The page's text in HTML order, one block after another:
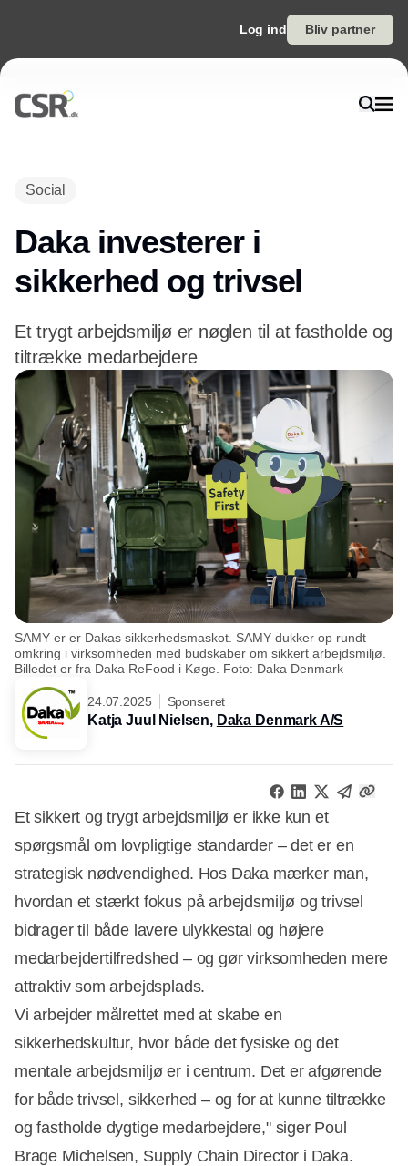
Log ind Bliv partner
Social
Daka investerer i
sikkerhed og trivsel
Et trygt arbejdsmiljø er nøglen til at fastholde og
tiltrække medarbejdere
SAMY er er Dakas sikkerhedsmaskot. SAMY dukker op rundt
omkring i virksomheden med budskaber om sikkert arbejdsmiljø.
Billedet er fra Daka ReFood i Køge. Foto: Daka Denmark
24.07.2025 Sponseret
Katja Juul Nielsen, Daka Denmark A/S
Et sikkert og trygt arbejdsmiljø er ikke kun et
spørgsmål om lovpligtige standarder – det er en
strategisk nødvendighed. Hos Daka mærker man,
hvordan et stærkt fokus på arbejdsmiljø og trivsel
bidrager til både lavere ulykkestal og højere
medarbejdertilfredshed – og gør virksomheden mere
attraktiv som arbejdsplads.
Vi arbejder målrettet med at skabe en
sikkerhedskultur, hvor både det fysiske og det
mentale arbejdsmiljø er i centrum. Det er afgørende
for både trivsel, sikkerhed – og for at kunne tiltrække
og fastholde dygtige medarbejdere," siger Poul
Brage Michelsen, Supply Chain Director i Daka.